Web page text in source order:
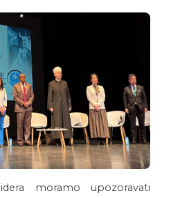
moramo upozoravati